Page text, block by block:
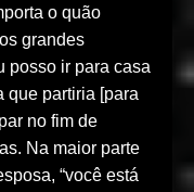
o quão
grandes
posso ir para casa
que partiria [para
no fim de
Na maior parte
“você está